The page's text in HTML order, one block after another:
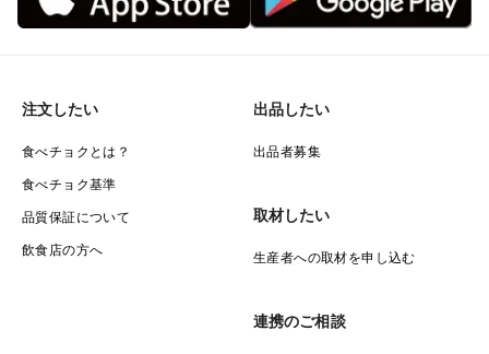
注文したい
食べチョクとは？
食べチョク基準
品質保証について
飲食店の方へ
出品したい
出品者募集
取材したい
生産者への取材を申し込む
連携のご相談